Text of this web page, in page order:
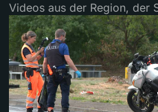
Videos aus der Region, der